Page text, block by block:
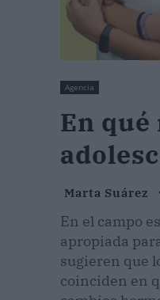
Agencia
En
Marta Suárez
En el campo
apropiada
sugieren que
coinciden en